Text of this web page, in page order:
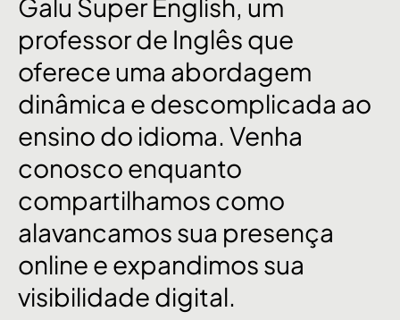
Galu SuperEnglish, um
professorde Inglês que
oferece uma abordagem
dinâmica e descomplicada ao
ensino do idioma. Venha
conosco enquanto
compartilhamos como
alavancamos sua presença
online e expandimos sua
visibilidade digital.